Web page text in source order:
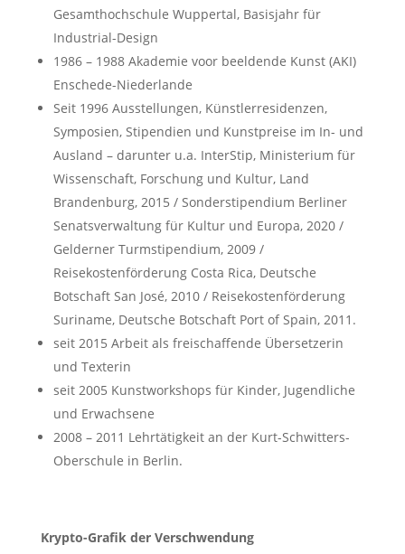
Gesamthochschule Wuppertal, Basisjahr für
Industrial-Design
1986 – 1988 Akademie voor beeldende Kunst (AKI)
Enschede-Niederlande
Seit 1996 Ausstellungen, Künstlerresidenzen,
Symposien, Stipendien und Kunstpreise im In- und
Ausland – darunter u.a. InterStip, Ministerium für
Wissenschaft, Forschung und Kultur, Land
Brandenburg, 2015 / Sonderstipendium Berliner
Senatsverwaltung für Kultur und Europa, 2020 /
Gelderner Turmstipendium, 2009 /
Reisekostenförderung Costa Rica, Deutsche
Botschaft San José, 2010 / Reisekostenförderung
Suriname, Deutsche Botschaft Port of Spain, 2011.
seit 2015 Arbeit als freischaffende Übersetzerin
und Texterin
seit 2005 Kunstworkshops für Kinder, Jugendliche
und Erwachsene
2008 – 2011 Lehrtätigkeit an der Kurt-Schwitters-
Oberschule in Berlin.
Krypto-Grafik der Verschwendung